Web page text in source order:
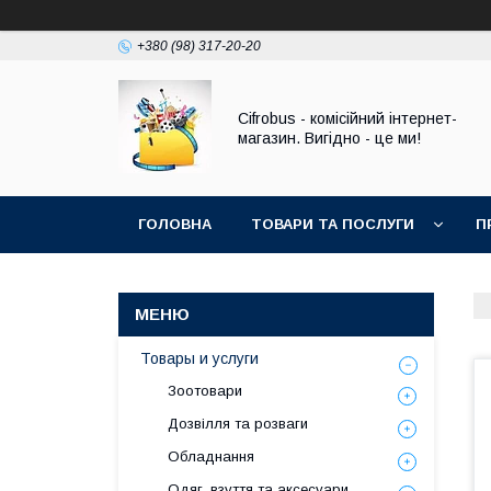
+380 (98) 317-20-20
Cifrobus - комiсiйний iнтернет-
магазин. Вигiдно - це ми!
ГОЛОВНА ТОВАРИ ТА ПОСЛУГИ
Товары и услуги
Зоотовари
Дозвілля та розваги
Обладнання